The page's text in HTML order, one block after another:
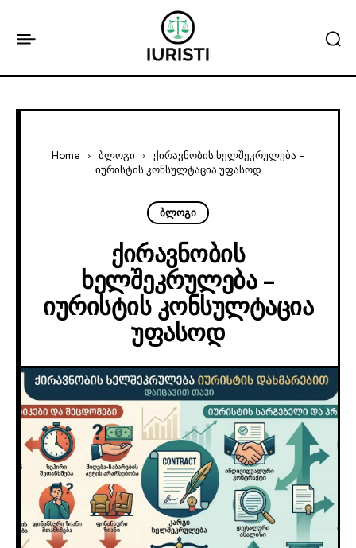
Home ბლოგი
ქირავნობის ხელშეკრულება -
იურისტის კონსულტაცია უფასოდ
ბლოგი
Ქირავნობის
Ხელშეკრულება –
Იურისტის Კონსულტაცია
Უფასოდ